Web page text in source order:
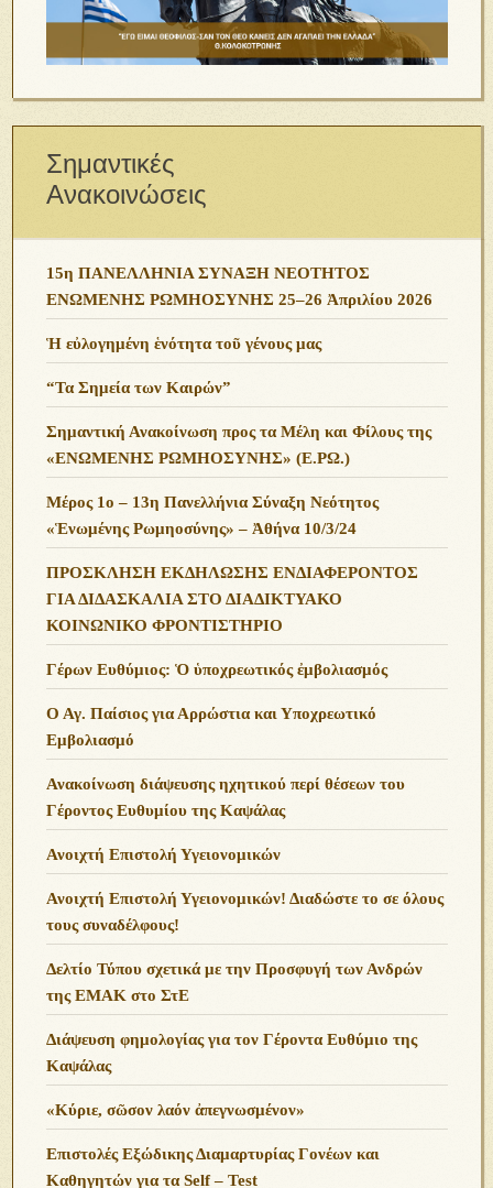
Σημαντικές
Ανακοινώσεις
15η ΠΑΝΕΛΛΗΝΙΑ ΣΥΝΑΞΗ ΝΕΟΤΗΤΟΣ
ΕΝΩΜΕΝΗΣ ΡΩΜΗΟΣΥΝΗΣ 25–26 Ἀπριλίου 2026
Ἡ εὐλογημένη ἑνότητα τοῦ γένους μας
“Τα Σημεία των Καιρών”
Σημαντική Ανακοίνωση προς τα Μέλη και Φίλους της
«ΕΝΩΜΕΝΗΣ ΡΩΜΗΟΣΥΝΗΣ» (Ε.ΡΩ.)
Μέρος 1ο – 13η Πανελλήνια Σύναξη Νεότητος
«Ἑνωμένης Ρωμηοσύνης» – Ἀθήνα 10/3/24
ΠΡΟΣΚΛΗΣΗ ΕΚΔΗΛΩΣΗΣ ΕΝΔΙΑΦΕΡΟΝΤΟΣ
ΓΙΑ ΔΙΔΑΣΚΑΛΙΑ ΣΤΟ ΔΙΑΔΙΚΤΥΑΚΟ
ΚΟΙΝΩΝΙΚΟ ΦΡΟΝΤΙΣΤΗΡΙΟ
Γέρων Ευθύμιος: Ὁ ὑποχρεωτικός ἐμβολιασμός
Ο Αγ. Παίσιος για Αρρώστια και Υποχρεωτικό
Εμβολιασμό
Ανακοίνωση διάψευσης ηχητικού περί θέσεων του
Γέροντος Ευθυμίου της Καψάλας
Ανοιχτή Επιστολή Υγειονομικών
Ανοιχτή Επιστολή Υγειονομικών! Διαδώστε το σε όλους
τους συναδέλφους!
Δελτίο Τύπου σχετικά με την Προσφυγή των Ανδρών
της ΕΜΑΚ στο ΣτΕ
Διάψευση φημολογίας για τον Γέροντα Ευθύμιο της
Καψάλας
«Κύριε, σῶσον λαόν ἀπεγνωσμένον»
Επιστολές Εξώδικης Διαμαρτυρίας Γονέων και
Καθηγητών για τα Self – Test